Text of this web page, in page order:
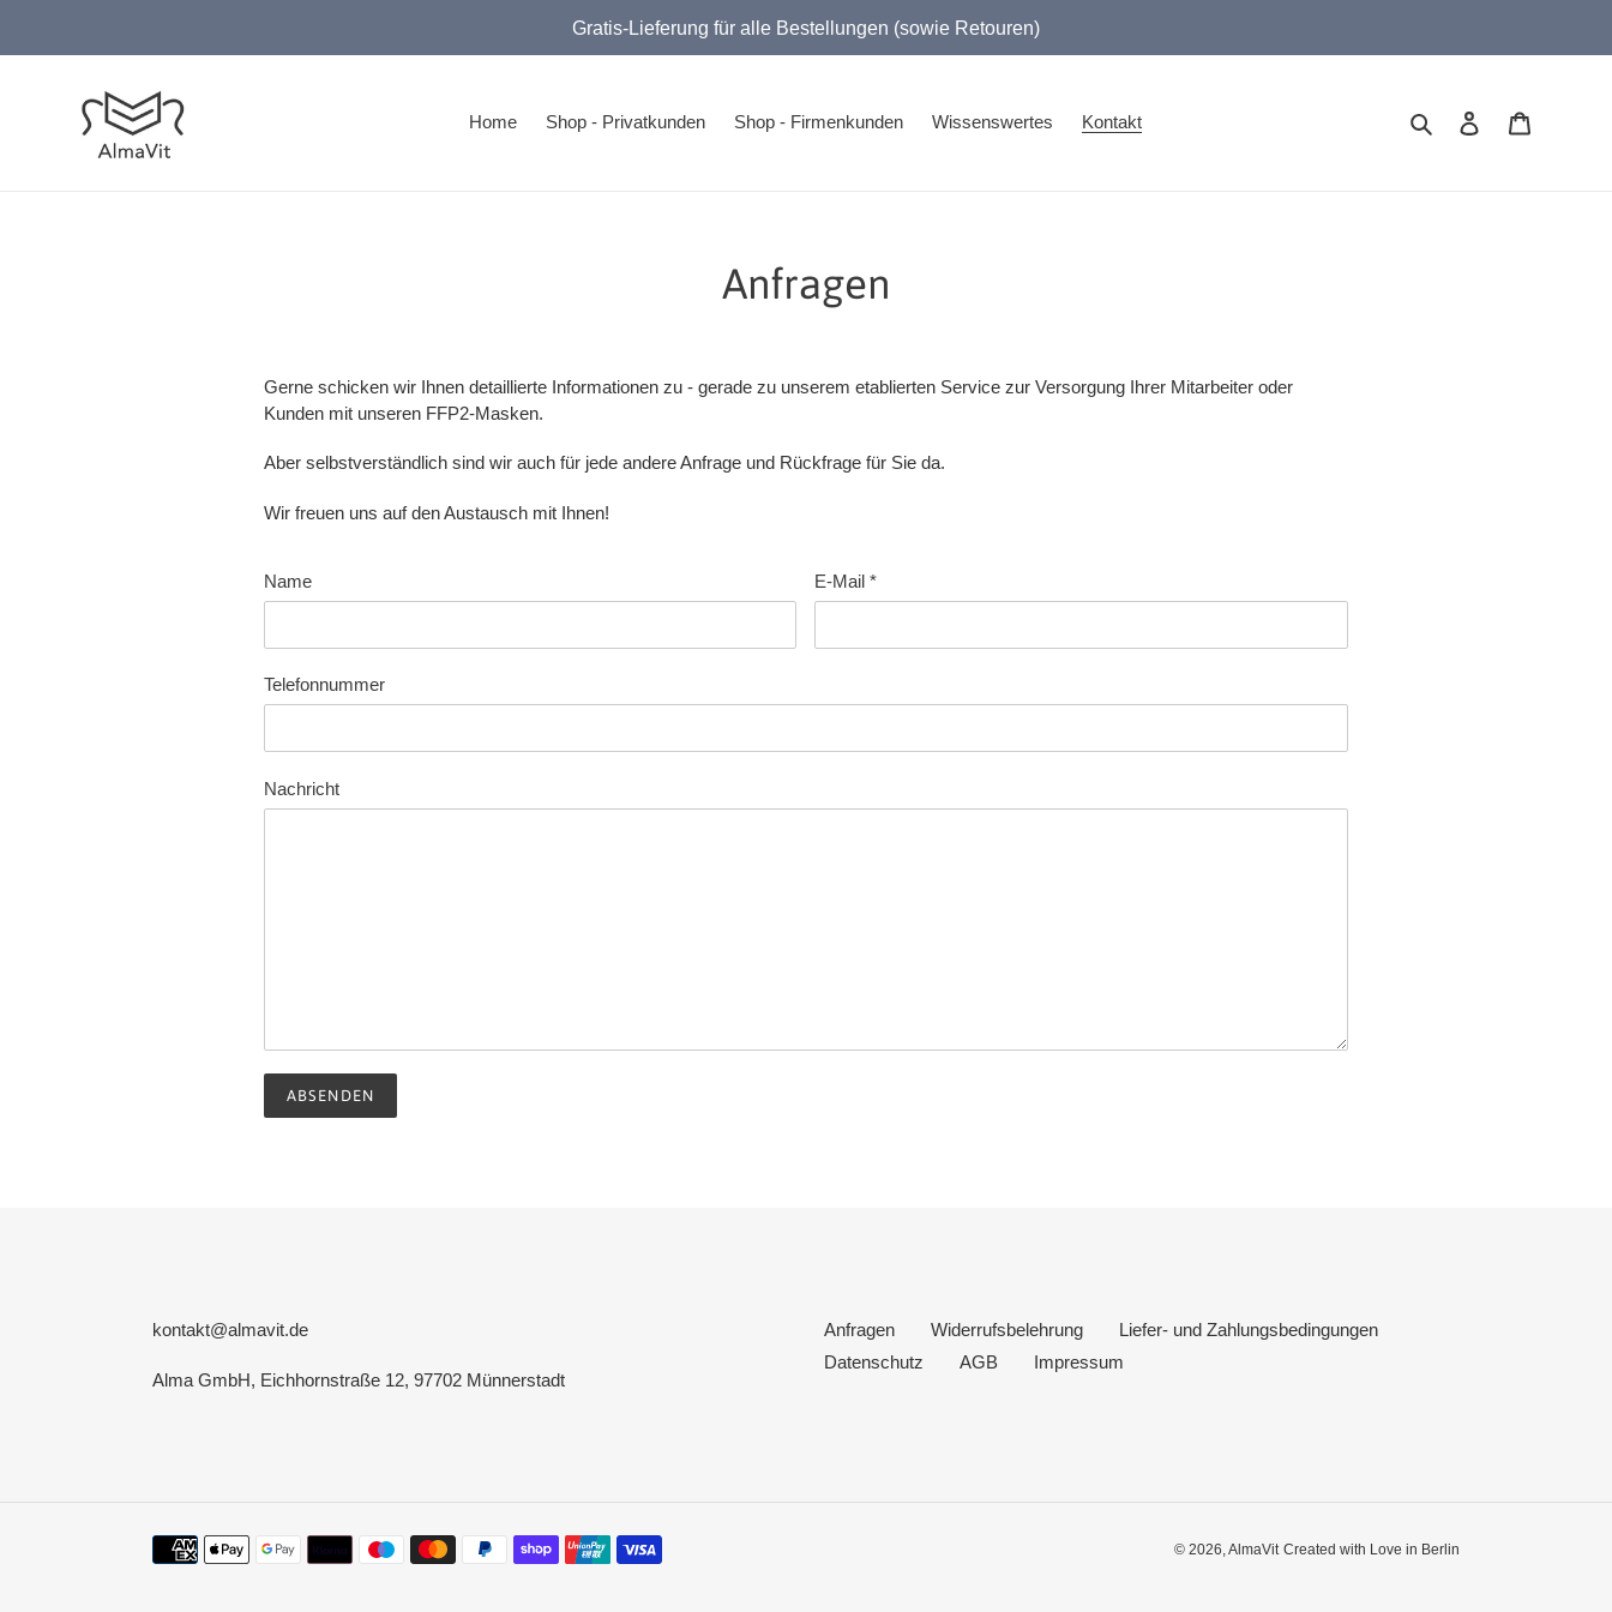
Gratis-Lieferung für alle Bestellungen (sowie Retouren)
Home Shop - Privatkunden Shop - Firmenkunden Wissenswertes Kontakt Suchen Einloggen
Anfragen
Gerne schicken wir Ihnen detaillierte Informationen zu - gerade zu unserem etablierten Service zur Versorgung Ihrer Mitarbeiter oder
Kunden mit unseren FFP2-Masken.
Aber selbstverständlich sind wir auch für jede andere Anfrage und Rückfrage für Sie da.
Wir freuen uns auf den Austausch mit Ihnen!
Name E-Mail*
Telefonnummer
Nachricht
kontakt@almavit.de
Alma GmbH, Eichhornstraße 12, 97702 Münnerstadt
Anfragen Widerrufsbelehrung
Liefer- und Zahlungsbedingungen
Datenschutz
AGB Impressum
Zahlungsmethoden © 2026,AlmaVit Created with Love in Berlin